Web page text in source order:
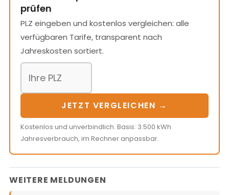
prüfen
PLZ eingeben und kostenlos vergleichen: alle
verfügbaren Tarife, transparent nach
Jahreskosten sortiert.
JETZT VERGLEICHEN →
Kostenlos und unverbindlich. Basis: 3.500 kWh
Jahresverbrauch, im Rechner anpassbar.
WEITERE MELDUNGEN